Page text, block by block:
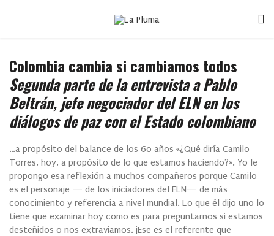
Colombia cambia si cambiamos todos
Segunda parte de la entrevista a Pablo
Beltrán, jefe negociador del ELN en los
diálogos de paz con el Estado colombiano
…a propósito del balance de los 60 años «¿Qué diría Camilo
Torres, hoy, a propósito de lo que estamos haciendo?». Yo le
propongo esa reflexión a muchos compañeros porque Camilo
es el personaje — de los iniciadores del ELN— de más
conocimiento y referencia a nivel mundial. Lo que él dijo uno lo
tiene que examinar hoy como es para preguntarnos si estamos
desteñidos o nos extraviamos. ¡Ese es el referente que